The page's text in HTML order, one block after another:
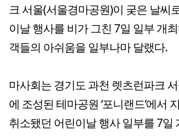
크 서울(서울경마공원)이 궂은 날씨
이날 행사를 비가 그친 7일 일부 개
객들의 아쉬움을 일부나마 달랬다.
마사회는 경기도 과천 렛츠런파크
에 조성된 테마공원 ‘포니랜드’에서
취소됐던 어린이날 행사 일부를 7일